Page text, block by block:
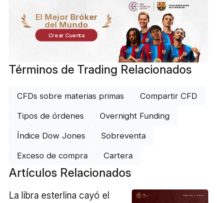
El Mejor Bróker
del Mundo
Crear Cuenta
Términos de Trading Relacionados
CFDs sobre materias primas Compartir CFD
Tipos de órdenes Overnight Funding
Índice Dow Jones Sobreventa
Exceso de compra Cartera
Artículos Relacionados
La libra esterlina cayó el